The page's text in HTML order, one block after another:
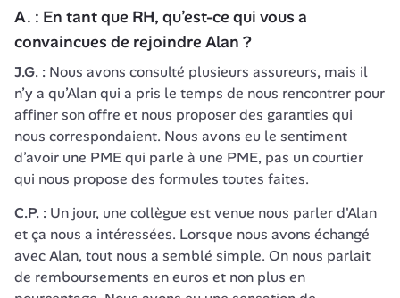
A. : En tant que RH, qu’est-ce qui vous a
convaincues de rejoindre Alan ?
J.G. : Nous avons consulté plusieurs assureurs, mais il
n’y a qu’Alan qui a pris le temps de nous rencontrer pour
affiner son offre et nous proposer des garanties qui
nous correspondaient. Nous avons eu le sentiment
d’avoir une PME qui parle à une PME, pas un courtier
C.P. : Un jour, une collègue est venue nous parler d'Alan
et ça nous a intéressées. Lorsque nous avons échangé
avec Alan, tout nous a semblé simple. On nous parlait
de remboursements en euros et non plus en